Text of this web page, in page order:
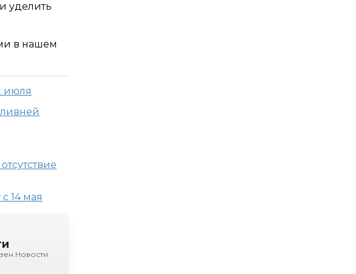
уделить
в нашем
июля
14 мая